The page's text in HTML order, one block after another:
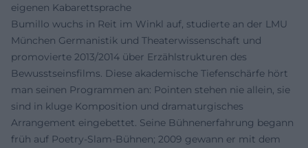
eigenen Kabarettsprache
Bumillo wuchs in Reit im Winkl auf, studierte an der LMU
München Germanistik und Theaterwissenschaft und
promovierte 2013/2014 über Erzählstrukturen des
Bewusstseinsfilms. Diese akademische Tiefenschärfe hört
man seinen Programmen an: Pointen stehen nie allein, sie
sind in kluge Komposition und dramaturgisches
Arrangement eingebettet. Seine Bühnenerfahrung begann
früh auf Poetry-Slam-Bühnen; 2009 gewann er mit dem